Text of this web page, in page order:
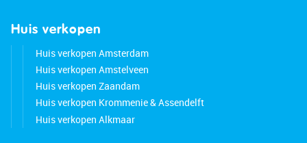
Huis verkopen
Huis verkopen Amsterdam
Huis verkopen Amstelveen
Huis verkopen Zaandam
Huis verkopen Krommenie & Assendelft
Huis verkopen Alkmaar